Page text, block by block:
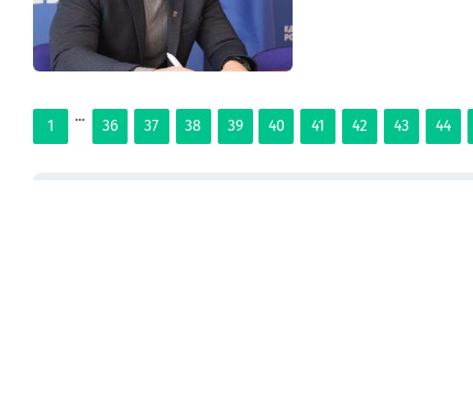
1
...
36 37 38 39 40 41 42 43 44